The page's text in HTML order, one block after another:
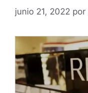
junio 21, 2022 por